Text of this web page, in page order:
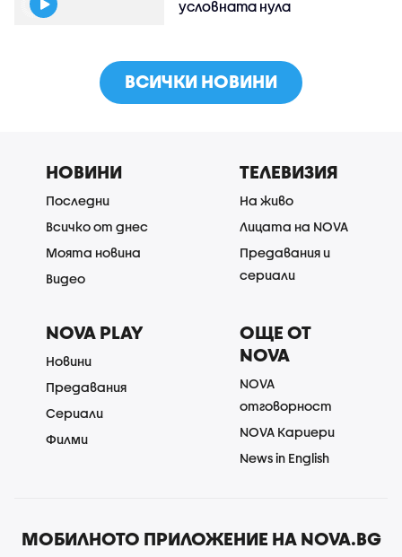
условната нула
ВСИЧКИ НОВИНИ
НОВИНИ
Последни
Всичко от днес
Моята новина
Видео
ТЕЛЕВИЗИЯ
На живо
Лицата на NOVA
Предавания и
сериали
NOVA PLAY
Новини
Предавания
Сериали
Филми
ОЩЕ ОТ
NOVA
NOVA
отговорност
NOVA Кариери
News in English
МОБИЛНОТО ПРИЛОЖЕНИЕ НА NOVA.BG